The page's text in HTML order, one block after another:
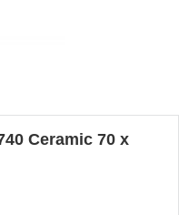
Ceramic 70 x